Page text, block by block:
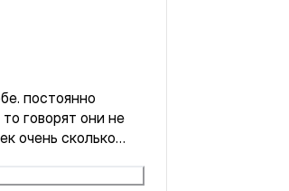
постоянно
говорят они не
очень сколько